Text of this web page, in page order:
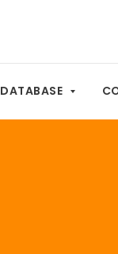
DATABASE